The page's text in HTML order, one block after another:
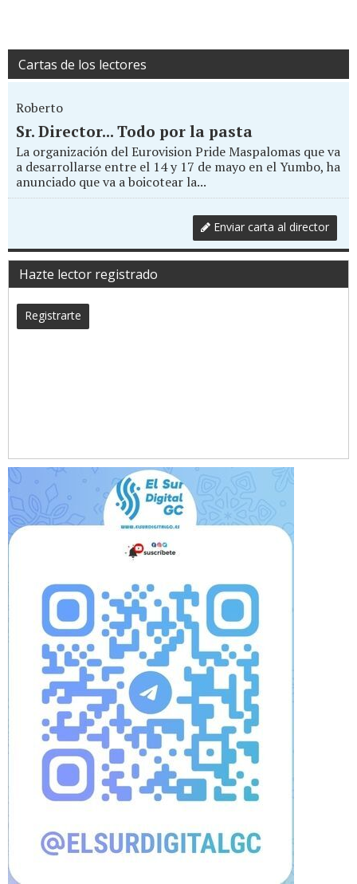
Cartas de los lectores
Roberto
Sr. Director... Todo por la pasta
La organización del Eurovision Pride Maspalomas que va
a desarrollarse entre el 14 y 17 de mayo en el Yumbo, ha
anunciado que va a boicotear la...
Enviar carta al director
Hazte lector registrado
Registrarte